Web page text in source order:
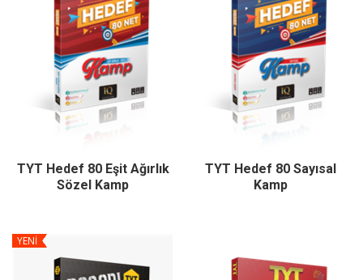
TYT Hedef 80 Eşit Ağırlık
Sözel Kamp
TYT Hedef 80 Sayısal
Kamp
YENİ